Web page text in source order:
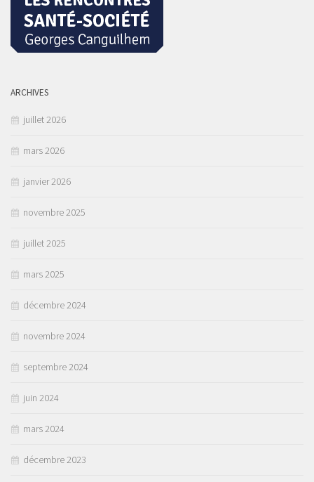
ARCHIVES
juillet 2026
mars 2026
janvier 2026
novembre 2025
juillet 2025
mars 2025
décembre 2024
novembre 2024
septembre 2024
juin 2024
mars 2024
décembre 2023